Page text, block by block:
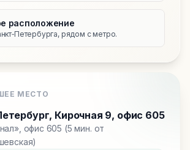
расположение
рядом с метро.
МЕСТО
, Кирочная 9, офис 605
офис 605 (5 мин. от